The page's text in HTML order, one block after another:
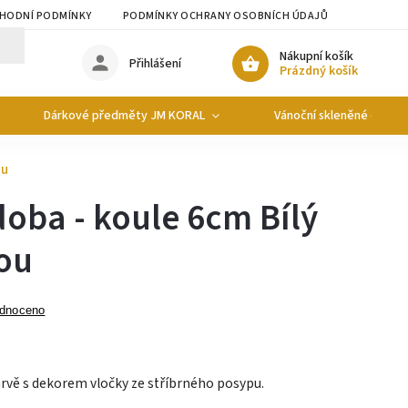
PODMÍNKY PODMÍNKY OCHRANY OSOBNÍCH ÚDAJŮ
Nákupní košík
Prázdný košík
Přihlášení
Dárkové předměty JM KORAL Vánoční skleněné
- koule 6cm Bílý
s dekorem vločky ze stříbrného posypu.